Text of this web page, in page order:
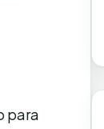
para